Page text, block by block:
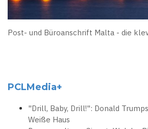
Post- und Büroanschrift Malta - die
PCLMedia+
"Drill, Baby, Drill!": Donald
Weiße Haus